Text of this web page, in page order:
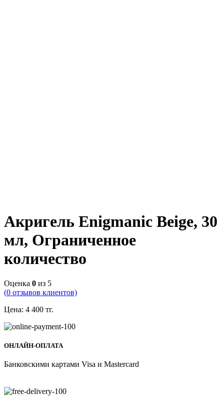
Акригель Enigmanic Beige, 30
мл, Ограниченное
количество
Оценка 0 из 5
(0 отзывов клиентов)
Цена: 4 400 тг.
ОНЛАЙН-ОПЛАТА
Банковскими картами Visa и Mastercard